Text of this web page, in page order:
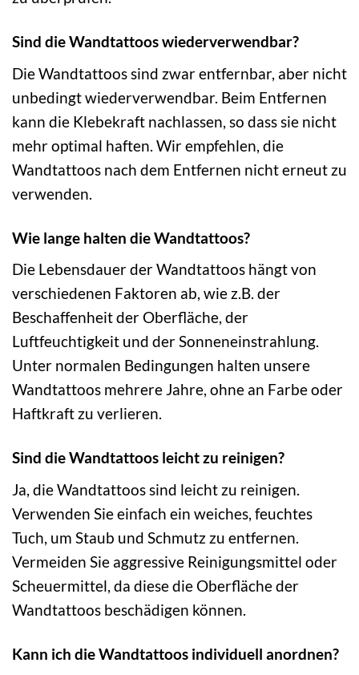
Sind die Wandtattoos wiederverwendbar?
Die Wandtattoos sind zwar entfernbar, aber nicht
unbedingt wiederverwendbar. Beim Entfernen
kann die Klebekraft nachlassen, so dass sie nicht
mehr optimal haften. Wir empfehlen, die
Wandtattoos nach dem Entfernen nicht erneut zu
verwenden.
Wie lange halten die Wandtattoos?
Die Lebensdauer der Wandtattoos hängt von
verschiedenen Faktoren ab, wie z.B. der
Beschaffenheit der Oberfläche, der
Luftfeuchtigkeit und der Sonneneinstrahlung.
Unter normalen Bedingungen halten unsere
Wandtattoos mehrere Jahre, ohne an Farbe oder
Haftkraft zu verlieren.
Sind die Wandtattoos leicht zu reinigen?
Ja, die Wandtattoos sind leicht zu reinigen.
Verwenden Sie einfach ein weiches, feuchtes
Tuch, um Staub und Schmutz zu entfernen.
Vermeiden Sie aggressive Reinigungsmittel oder
Scheuermittel, da diese die Oberfläche der
Wandtattoos beschädigen können.
Kann ich die Wandtattoos individuell anordnen?